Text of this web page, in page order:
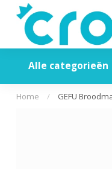
Alle categorieën
Home / GEFU